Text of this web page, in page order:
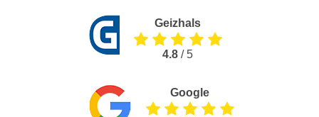
Geizhals
4.8 / 5
Google